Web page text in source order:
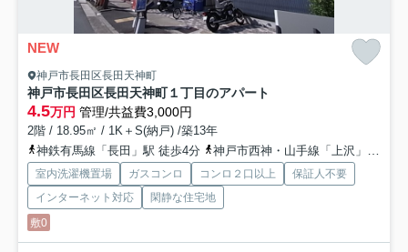
NEW
神戸市長田区長田天神町
神戸市長田区長田天神町１丁目のアパート
4.5万円 管理/共益費3,000円
2階 / 18.95㎡ / 1K＋S(納戸) /築13年
神鉄有馬線「長田」駅 徒歩4分
神戸市西神・山手線「上沢」駅 徒歩21分
室内洗濯機置場 ガスコンロ コンロ２口以上
保証人不要
インターネット対応
閑静な住宅地
敷0